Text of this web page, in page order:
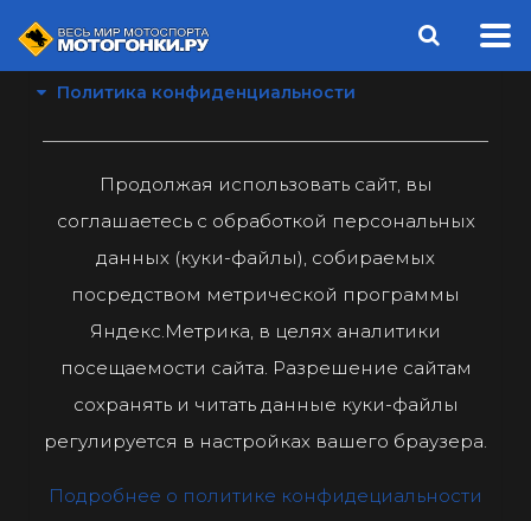
Политика конфиденциальности
Продолжая использовать сайт, вы
соглашаетесь с обработкой персональных
данных (куки-файлы), собираемых
посредством метрической программы
Яндекс.Метрика, в целях аналитики
посещаемости сайта. Разрешение сайтам
сохранять и читать данные куки-файлы
регулируется в настройках вашего браузера.
Подробнее о политике конфидециальности